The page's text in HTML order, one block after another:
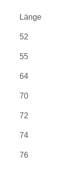
Länge
52
55
64
70
72
74
76